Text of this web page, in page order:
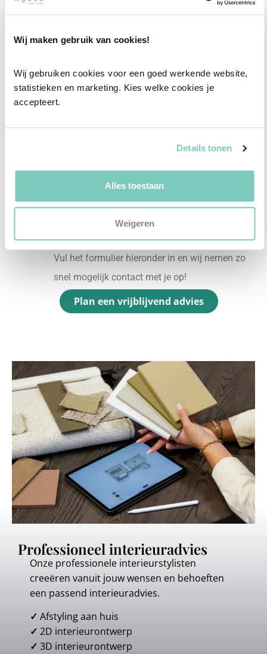
Wij maken gebruik van cookies!
Wij gebruiken cookies voor een goed werkende website,
statistieken en marketing. Kies welke cookies je
accepteert.
Details tonen
Alles toestaan
Weigeren
Professioneel interieuradvies
vanuit jouw wensen en behoeften een
passend interieuradvies.
✓ Gratis personal shopping
Advies van onze woonspecialist
Ontdek welk advies het beste bij jou past met
een vrijblijvend gesprek in onze showroom.
Vul het formulier hieronder in en wij nemen zo
snel mogelijk contact met je op!
Plan een vrijblijvend advies
Professioneel interieuradvies
Onze professionele interieurstylisten
creeëren vanuit jouw wensen en behoeften
een passend interieuradvies.
✓ Afstyling aan huis
✓ 2D interieurontwerp
✓ 3D interieurontwerp